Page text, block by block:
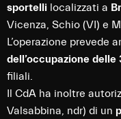
sportelli localizzati a
Vicenza, Schio (VI) e
L’operazione prevede
dell’occupazione
filiali.
Il CdA ha inoltre
Valsabbina, ndr) di un